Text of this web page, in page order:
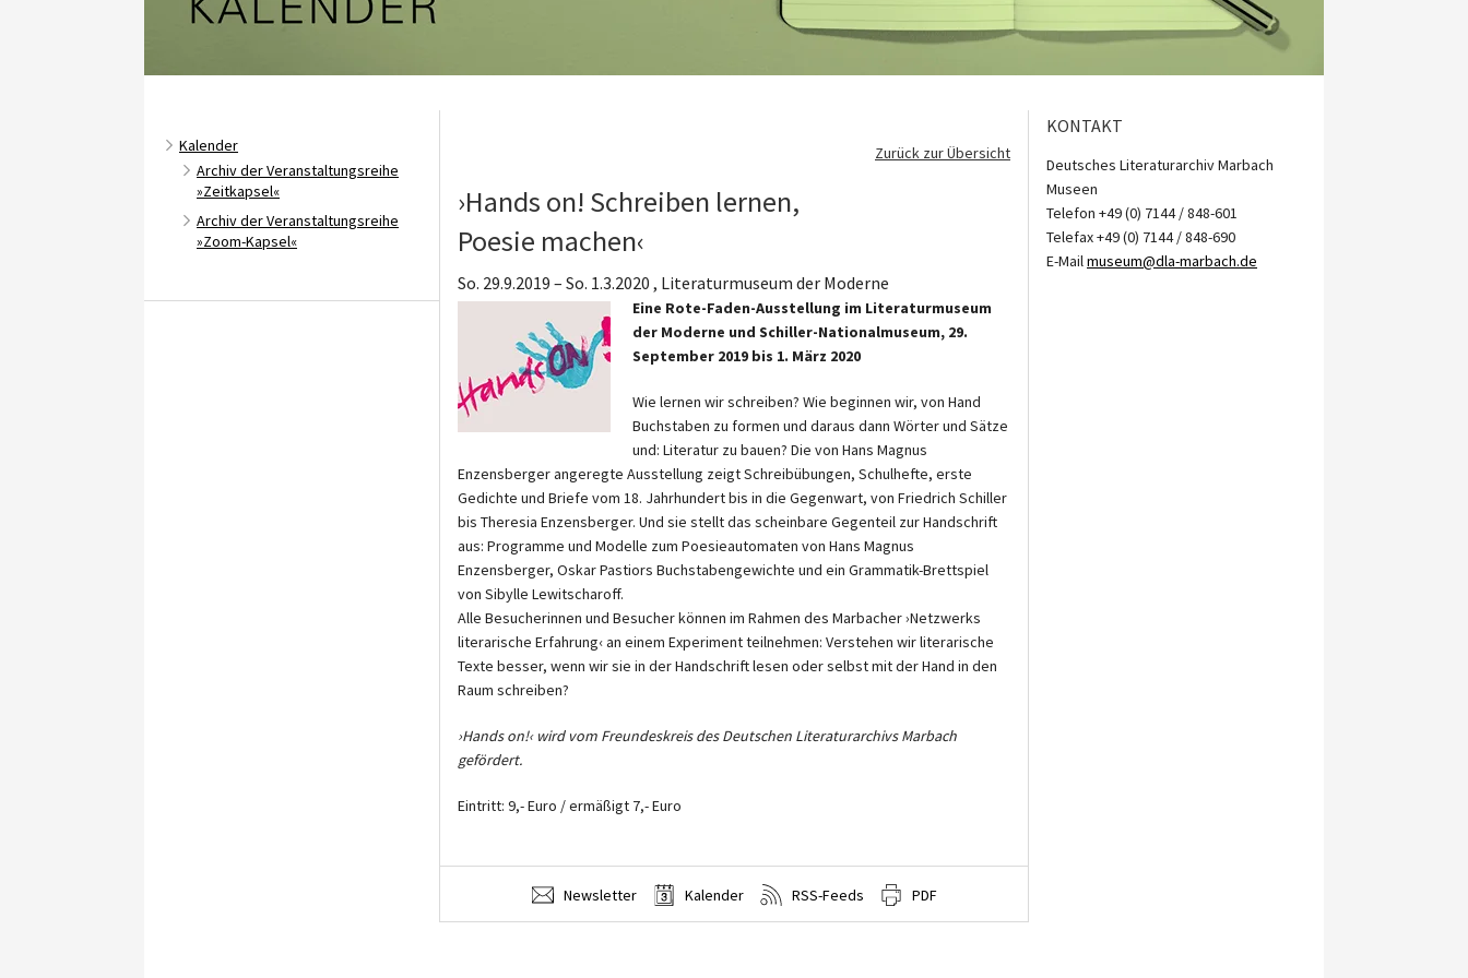
Kalender
Archiv der Veranstaltungsreihe
»Zeitkapsel«
Archiv der Veranstaltungsreihe
»Zoom-Kapsel«
Zurück zur Übersicht
›Hands on! Schreiben lernen,
Poesie machen‹
So. 29.9.2019 – So. 1.3.2020 , Literaturmuseum der Moderne
Eine Rote-Faden-Ausstellung im Literaturmuseum
der Moderne und Schiller-Nationalmuseum, 29.
September 2019 bis 1. März 2020
Wie lernen wir schreiben? Wie beginnen wir, von Hand
Buchstaben zu formen und daraus dann Wörter und Sätze
und: Literatur zu bauen? Die von Hans Magnus
Enzensberger angeregte Ausstellung zeigt Schreibübungen, Schulhefte, erste
Gedichte und Briefe vom 18. Jahrhundert bis in die Gegenwart, von Friedrich Schiller
bis Theresia Enzensberger. Und sie stellt das scheinbare Gegenteil zur Handschrift
aus: Programme und Modelle zum Poesieautomaten von Hans Magnus
Enzensberger, Oskar Pastiors Buchstabengewichte und ein Grammatik-Brettspiel
von Sibylle Lewitscharoff.
Alle Besucherinnen und Besucher können im Rahmen des Marbacher ›Netzwerks
literarische Erfahrung‹ an einem Experiment teilnehmen: Verstehen wir literarische
Texte besser, wenn wir sie in der Handschrift lesen oder selbst mit der Hand in den
Raum schreiben?
›Hands on!‹ wird vom Freundeskreis des Deutschen Literaturarchivs Marbach
gefördert.
Eintritt: 9,- Euro / ermäßigt 7,- Euro
Newsletter Kalender RSS-Feeds PDF
KONTAKT
Deutsches Literaturarchiv Marbach
Museen
Telefon +49 (0) 7144 / 848-601
Telefax +49 (0) 7144 / 848-690
E-Mailmuseum@dla-marbach.de